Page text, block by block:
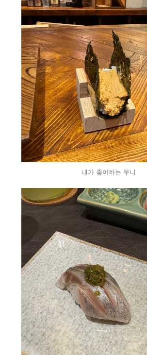
내가 좋아하는 우니